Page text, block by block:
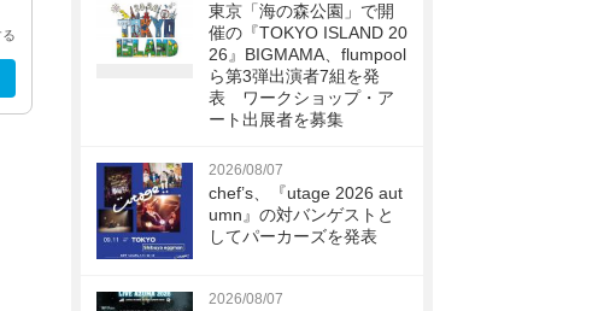
東京「海の森公園」で開
催の『TOKYO ISLAND 20
26』BIGMAMA、flumpool
ら第3弾出演者7組を発
表 ワークショップ・ア
ート出展者を募集
2026/08/07
chef’s、『utage 2026 aut
umn』の対バンゲストと
してパーカーズを発表
2026/08/07